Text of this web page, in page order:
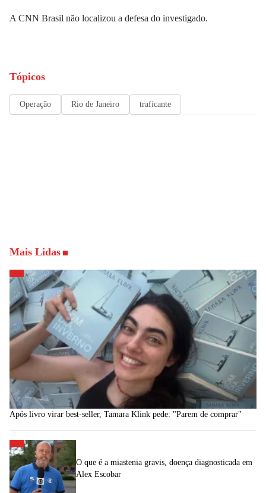
A CNN Brasil não localizou a defesa do investigado.
Tópicos
Operação Rio de Janeiro traficante
Mais Lidas
Após livro virar best-seller, Tamara Klink pede: "Parem de comprar"
O que é a miastenia gravis, doença diagnosticada em
Alex Escobar